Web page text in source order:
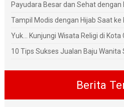
Payudara Besar dan Sehat dengan
Tampil Modis dengan Hijab Saat ke
Yuk... Kunjungi Wisata Religi di Kota
10 Tips Sukses Jualan Baju Wanita
Berita